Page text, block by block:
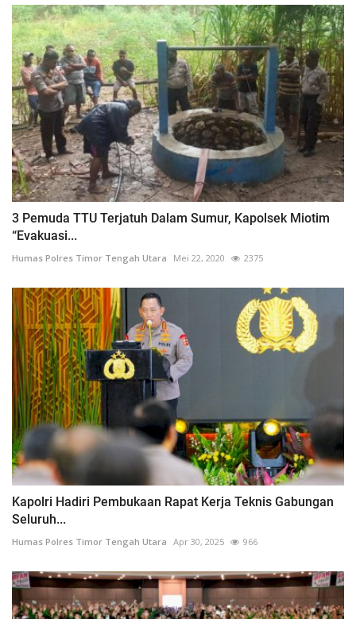
3 Pemuda TTU Terjatuh Dalam Sumur, Kapolsek Miotim
“Evakuasi...
Humas Polres Timor Tengah Utara Mei 22, 2020 2375
Kapolri Hadiri Pembukaan Rapat Kerja Teknis Gabungan
Seluruh...
Humas Polres Timor Tengah Utara Apr 30, 2025 966